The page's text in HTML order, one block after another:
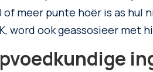
of meer punte hoër is as hul
word ook geassosieer met